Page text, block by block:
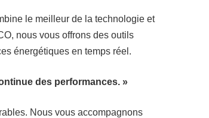
le meilleur de la technologie et
nous vous offrons des outils
énergétiques en temps réel.
des performances. »
Nous vous accompagnons